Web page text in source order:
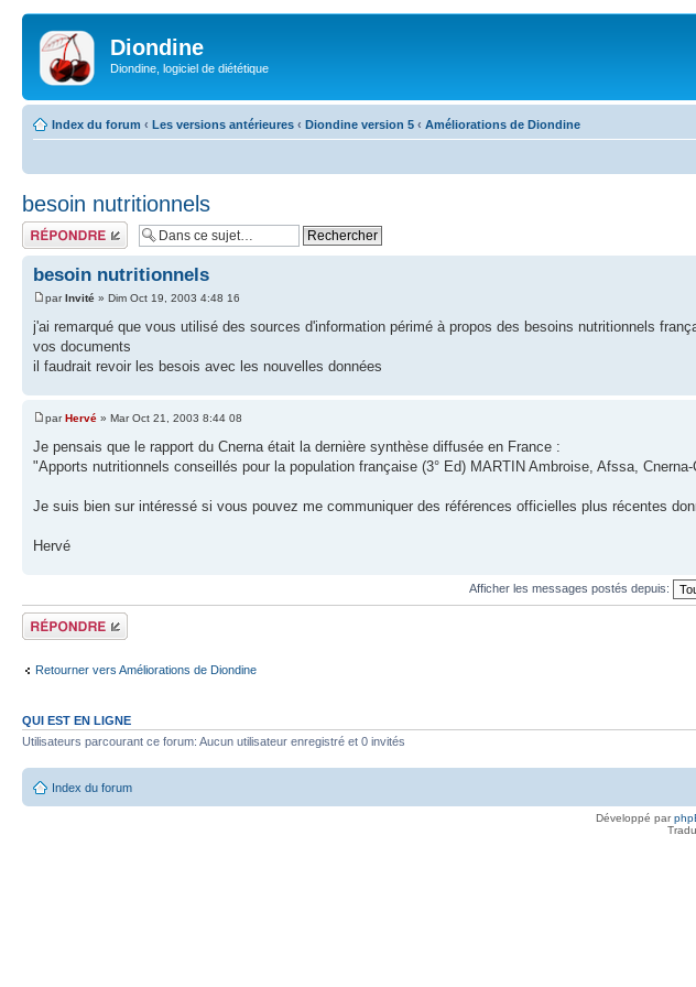
Diondine
Diondine, logiciel de diététique
Index du forum ‹ Les versions antérieures ‹ Diondine version 5 ‹ Améliorations de Diondine
besoin nutritionnels
Répondre
besoin nutritionnels
parInvité » Dim Oct 19, 2003 4:48 16
j'ai remarqué que vous utilisé des sources d'information périmé à propos des besoins nutritionnels
vos documents
il faudrait revoir les besois avec les nouvelles données
parHervé » Mar Oct 21, 2003 8:44 08
Je pensais que le rapport du Cnerna était la dernière synthèse diffusée en France :
"Apports nutritionnels conseillés pour la population française (3° Ed) MARTIN Ambroise, Afssa,
Je suis bien sur intéressé si vous pouvez me communiquer des références officielles plus récentes
Hervé
Afficher les messages postés depuis:
Répondre
Retourner vers Améliorations de Diondine
QUI EST EN LIGNE
Utilisateurs parcourant ce forum: Aucun utilisateur enregistré et 0 invités
Index du forum
Développé par